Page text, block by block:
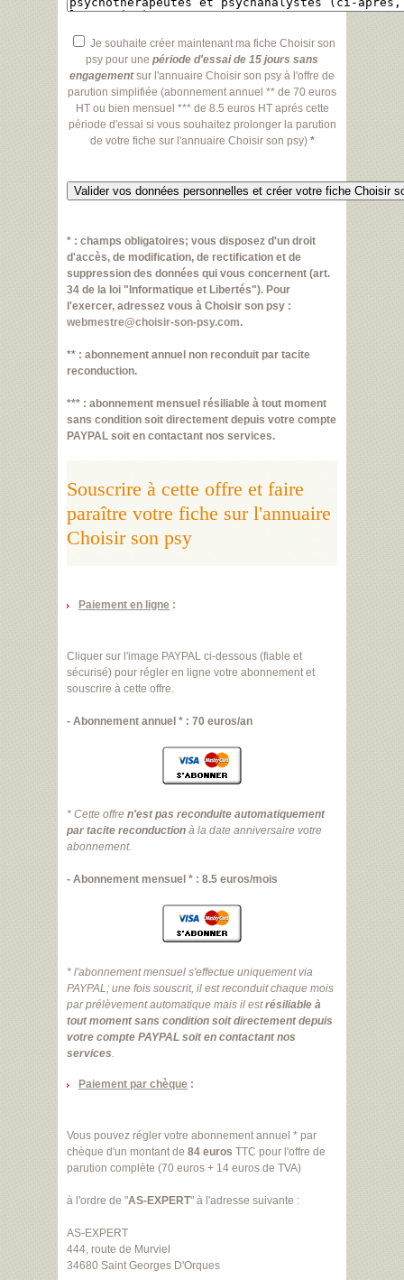
Je souhaite créer maintenant ma fiche Choisir son
psy pour une période d'essai de 15 jours sans
engagementsur l'annuaire Choisir son psy à l'offre de
parution simplifiée (abonnement annuel ** de 70 euros
HT ou bien mensuel *** de 8.5 euros HT aprés cette
période d'essai si vous souhaitez prolonger la parution
de votre fiche sur l'annuaire Choisir son psy) *
* : champs obligatoires; vous disposez d'un droit
d'accès, de modification, de rectification et de
suppression des données qui vous concernent (art.
34 de la loi "Informatique et Libertés"). Pour
l'exercer, adressez vous à Choisir son psy :
webmestre@choisir-son-psy.com.
** : abonnement annuel non reconduit par tacite
reconduction.
*** : abonnement mensuel résiliable à tout moment
sans condition soit directement depuis votre compte
PAYPAL soit en contactant nos services.
Souscrire à cette offre et faire
paraître votre fiche sur l'annuaire
Choisir son psy
Paiement en ligne :
Cliquer sur l'image PAYPAL ci-dessous (fiable et
sécurisé) pour régler en ligne votre abonnement et
souscrire à cette offre.
- Abonnement annuel * : 70 euros/an
* Cette offre n'est pas reconduite automatiquement
par tacite reconduction à la date anniversaire votre
abonnement.
- Abonnement mensuel * : 8.5 euros/mois
* l'abonnement mensuel s'effectue uniquement via
PAYPAL; une fois souscrit, il est reconduit chaque mois
par prélèvement automatique mais il estrésiliable à
tout moment sans condition soit directement depuis
votre compte PAYPAL soit en contactant nos
services.
Paiement par chèque :
Vous pouvez régler votre abonnement annuel * par
chèque d'un montant de 84 euros TTC pour l'offre de
parution complète (70 euros + 14 euros de TVA)
à l'ordre de "AS-EXPERT" à l'adresse suivante :
AS-EXPERT
444, route de Murviel
34680 Saint Georges D'Orques